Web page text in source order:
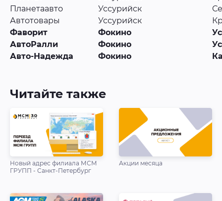
Планетаавто
Уссурийск
Автотовары
Уссурийск
Фаворит
Фокино
АвтоРалли
Фокино
Авто-Надежда
Фокино
Читайте также
Новый адрес филиала МСМ
ГРУПП - Санкт-Петербург
Акции месяца